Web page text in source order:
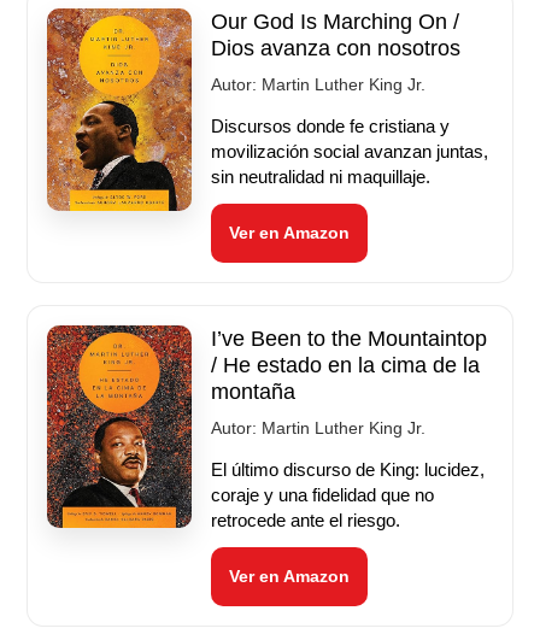
Our God Is Marching On /
Dios avanza con nosotros
Autor: Martin Luther King Jr.
Discursos donde fe cristiana y
movilización social avanzan juntas,
sin neutralidad ni maquillaje.
Ver en Amazon
I’ve Been to the Mountaintop
/ He estado en la cima de la
montaña
Autor: Martin Luther King Jr.
El último discurso de King: lucidez,
coraje y una fidelidad que no
retrocede ante el riesgo.
Ver en Amazon